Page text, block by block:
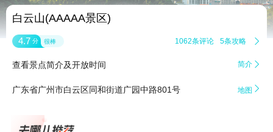
白云山(AAAAA景区)
4.7 分 很棒 1062条评论 5条攻略 
查看景点简介及开放时间 简介 
广东省广州市白云区同和街道广园中路801号 地图 